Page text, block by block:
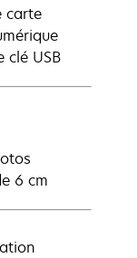
carte
USB
6 cm